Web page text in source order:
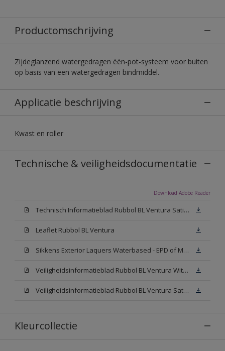
Productomschrijving
Zijdeglanzend watergedragen één-pot-systeem voor buiten
op basis van een watergedragen bindmiddel.
Applicatie beschrijving
Kwast en roller
Technische & veiligheidsdocumentatie
Download Adobe Reader
Technisch Informatieblad Rubbol BL Ventura Satin (PDF)
Leaflet Rubbol BL Ventura
Sikkens Exterior Laquers Waterbased - EPD of Milieuproductverklaring
Veiligheidsinformatieblad Rubbol BL Ventura Wit W05(MSDS)
Veiligheidsinformatieblad Rubbol BL Ventura Satin N00 (MSDS)
Kleurcollectie